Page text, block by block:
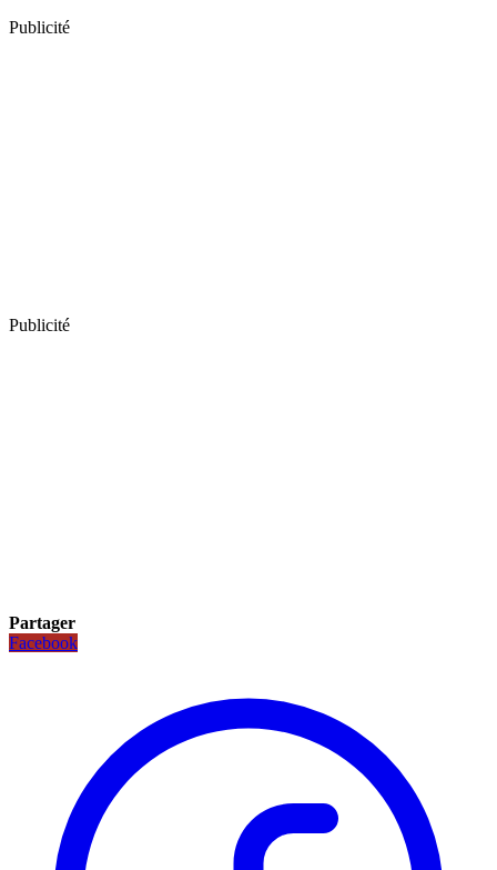
Publicité
Publicité
Partager
Facebook